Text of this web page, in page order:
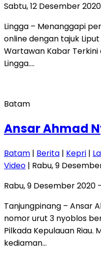
Sabtu, 12 Desember
Lingga – Menanggapi
online dengan tajuk
Wartawan Kabar Terkini
Lingga….
Batam
Ansar Ahmad
Batam | Berita | Kepri |
Video | Rabu, 9
Rabu, 9 Desember 2020
Tanjungpinang – Ansar
nomor urut 3 nyoblos
Pilkada Kepulauan Riau.
kediaman…